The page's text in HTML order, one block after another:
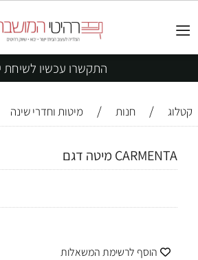
התקשרו עכשיו לשיחת
קטלוג / חנות / מיטות וחדרי שינה
CARMENTA מיטה דגם
הוסף לרשימת המשאלות